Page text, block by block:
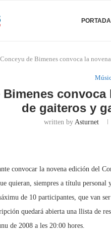
PORTADA
de Bimenes convoca la
Bimenes
de gaiteros y
written by Asturnet
convocar la novena edición del
quieran, siempres a títulu
de 10 participantes, que van
quedará abierta una llista de
de 2008 a les 20:00 hores.